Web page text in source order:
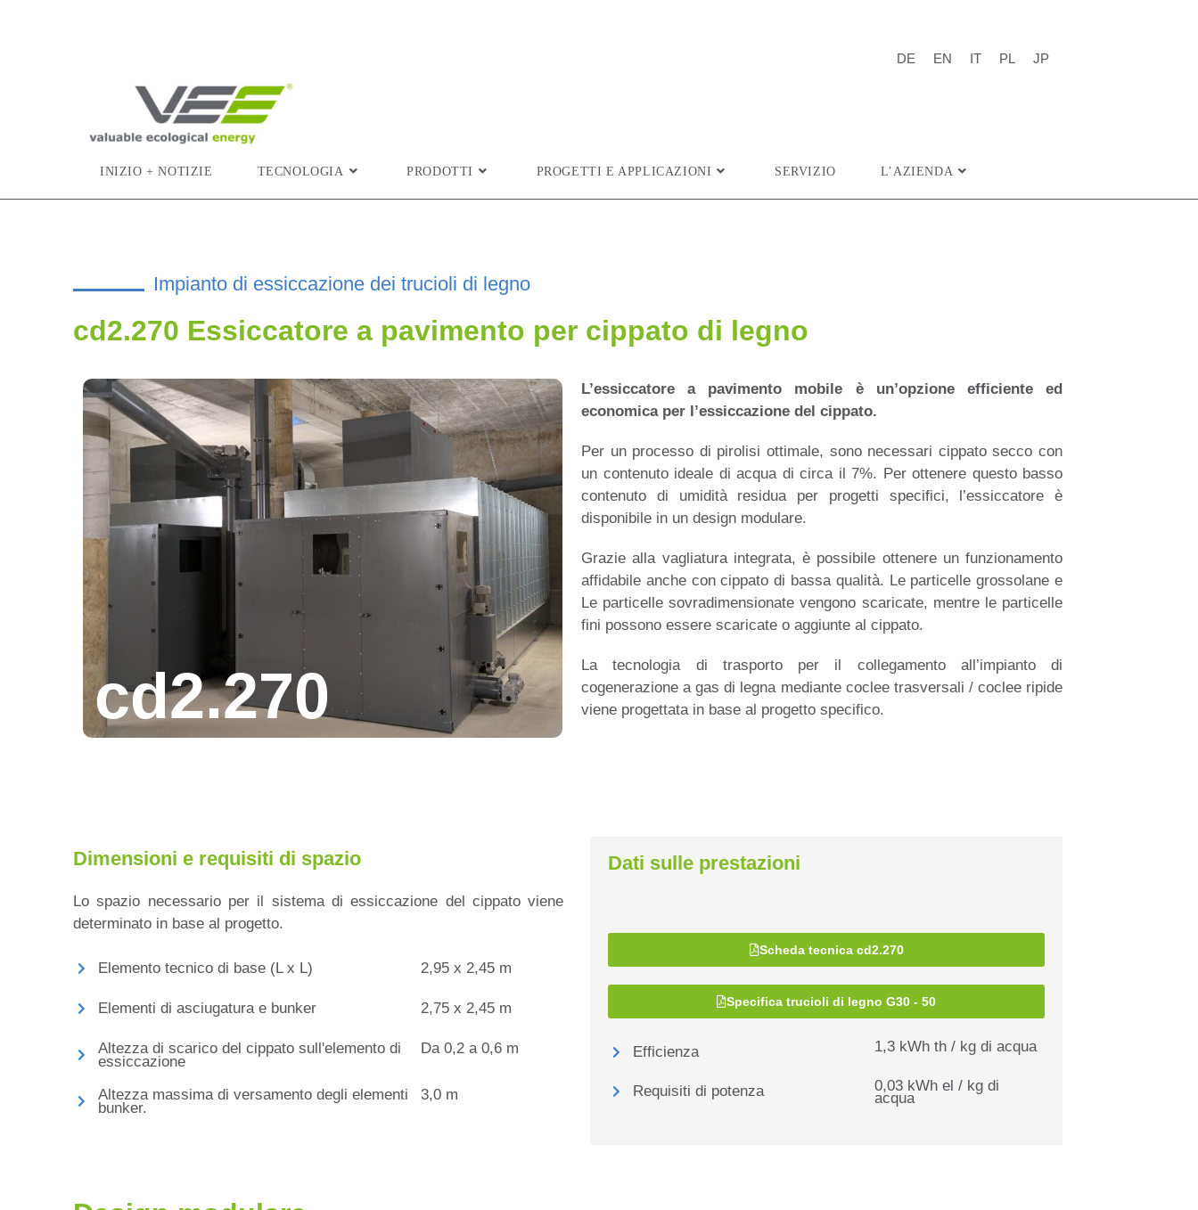
DE EN IT PL JP
INIZIO + NOTIZIE TECNOLOGIA PRODOTTI PROGETTI E APPLICAZIONI SERVIZIO L’AZIENDA
Impianto di essiccazione dei trucioli di legno
cd2.270 Essiccatore a pavimento per cippato di legno
cd2.270
L’essiccatore a pavimento mobile è un’opzione efficiente ed
economica per l’essiccazione del cippato.
Per un processo di pirolisi ottimale, sono necessari cippato secco con
un contenuto ideale di acqua di circa il 7%. Per ottenere questo basso
contenuto di umidità residua per progetti specifici, l’essiccatore è
disponibile in un design modulare.
Grazie alla vagliatura integrata, è possibile ottenere un funzionamento
affidabile anche con cippato di bassa qualità. Le particelle grossolane e
Le particelle sovradimensionate vengono scaricate, mentre le particelle
fini possono essere scaricate o aggiunte al cippato.
La tecnologia di trasporto per il collegamento all’impianto di
cogenerazione a gas di legna mediante coclee trasversali / coclee ripide
viene progettata in base al progetto specifico.
Dimensioni e requisiti di spazio
Lo spazio necessario per il sistema di essiccazione del cippato viene
determinato in base al progetto.
Elemento tecnico di base (L x L) 2,95 x 2,45 m
Elementi di asciugatura e bunker 2,75 x 2,45 m
Altezza di scarico del cippato sull'elemento di
essiccazione
Da 0,2 a 0,6 m
Altezza massima di versamento degli elementi
bunker.
3,0 m
Dati sulle prestazioni
Scheda tecnica cd2.270
Specifica trucioli di legno G30 - 50
Efficienza 1,3 kWh th / kg di acqua
Requisiti di potenza 0,03 kWh el / kg di
acqua